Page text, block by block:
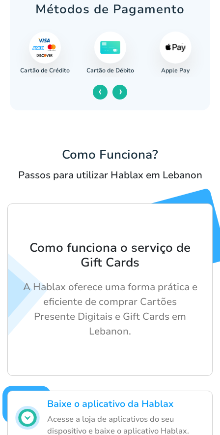
Métodos de Pagamento
Cartão de Crédito Cartão de Débito Apple Pay
‹ ›
Como Funciona?
Passos para utilizar Hablax em Lebanon
Baixe o aplicativo da Hablax
Acesse a loja de aplicativos do seu
dispositivo e baixe o aplicativo Hablax.
Como funciona o serviço de
Gift Cards
A Hablax oferece uma forma prática e
eficiente de comprar Cartões
Presente Digitais e Gift Cards em
Lebanon.